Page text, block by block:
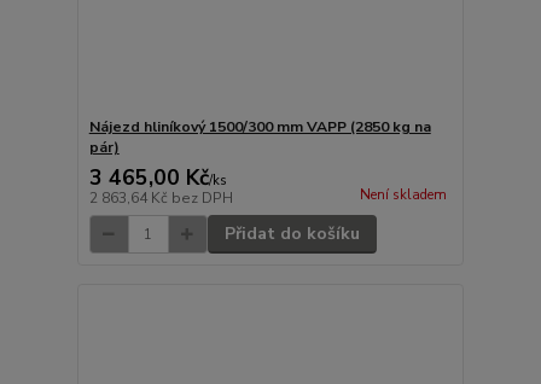
Nájezd hliníkový 1500/300 mm VAPP (2850 kg na
pár)
3 465,00 Kč/ks
2 863,64 Kč bez DPH Není skladem
Přidat do košíku